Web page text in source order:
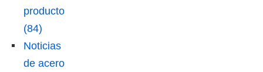
producto
(84)
Noticias
de acero